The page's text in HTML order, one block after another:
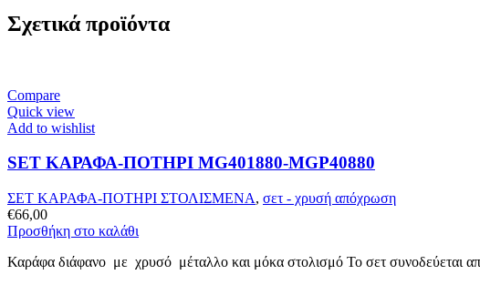
Σχετικά προϊόντα
Compare
Quick view
Add to wishlist
SET ΚΑΡΑΦΑ-ΠΟΤΗΡΙ MG401880-MGP40880
ΣΕΤ ΚΑΡΑΦΑ-ΠΟΤΗΡΙ ΣΤΟΛΙΣΜΕΝΑ, σετ - χρυσή απόχρωση
€66,00
Προσθήκη στο καλάθι
Καράφα διάφανο με χρυσό μέταλλο και μόκα στολισμό Το σετ συνοδεύεται